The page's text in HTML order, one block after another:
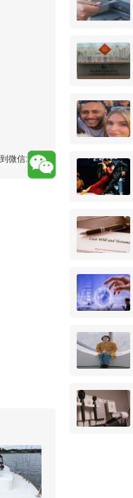
微信: